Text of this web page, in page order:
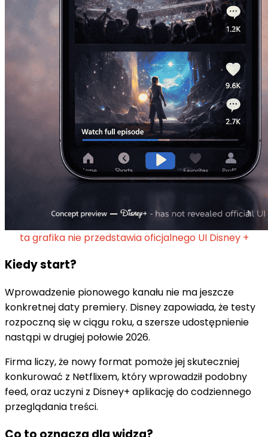
ta grafika nie przedstawia oficjalnego UI Disney +
Kiedy start?
Wprowadzenie pionowego kanału nie ma jeszcze
konkretnej daty premiery. Disney zapowiada, że testy
rozpoczną się w ciągu roku, a szersze udostępnienie
nastąpi w drugiej połowie 2026.
Firma liczy, że nowy format pomoże jej skuteczniej
konkurować z Netflixem, który wprowadził podobny
feed, oraz uczyni z Disney+ aplikację do codziennego
przeglądania treści.